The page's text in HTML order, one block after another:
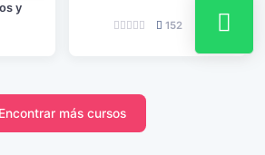
y
152
Encontrar más cursos